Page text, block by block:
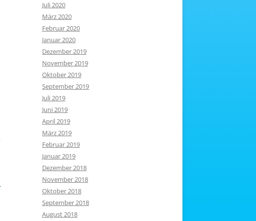
Juli 2020
März 2020
Februar 2020
Januar 2020
Dezember 2019
November 2019
Oktober 2019
September 2019
Juli 2019
Juni 2019
April 2019
März 2019
Februar 2019
Januar 2019
Dezember 2018
November 2018
Oktober 2018
September 2018
August 2018